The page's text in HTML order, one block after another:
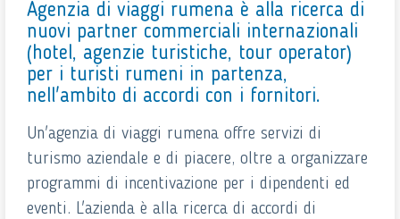
Agenzia di viaggi rumena è alla ricerca di
nuovi partner commerciali internazionali
(hotel, agenzie turistiche, tour operator)
per i turisti rumeni in partenza,
nell'ambito di accordi con i fornitori.
Un'agenzia di viaggi rumena offre servizi di
turismo aziendale e di piacere, oltre a organizzare
programmi di incentivazione per i dipendenti ed
eventi. L'azienda è alla ricerca di accordi di